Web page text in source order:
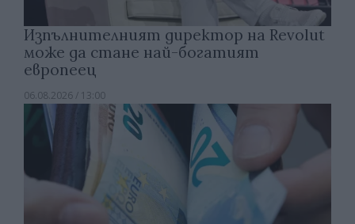
Изпълнителният директор на Revolut
може да стане най-богатият
европеец
06.08.2026 / 13:00